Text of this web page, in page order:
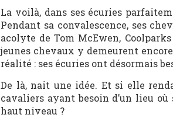
La voilà, dans ses écuries
Pendant sa convalescence, ses
acolyte de Tom McEwen,
jeunes chevaux y demeurent
réalité : ses écuries ont désormais
De là, nait une idée. Et si elle
cavaliers ayant besoin d’un lieu où
haut niveau ?